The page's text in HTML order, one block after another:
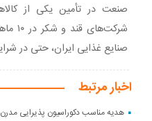
صنعت در تأمین یکی از
صنایع غذایی ایران، حتی در
اخبار مرتبط
هدیه مناسب دکوراسیون پذیرایی